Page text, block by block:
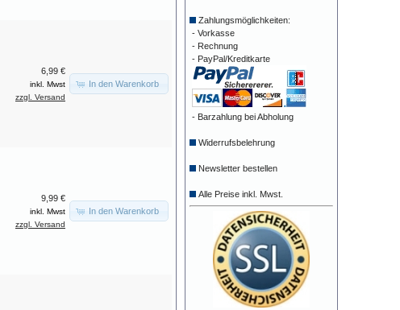
6,99 €
inkl. Mwst
zzgl. Versand
In den Warenkorb
9,99 €
inkl. Mwst
zzgl. Versand
In den Warenkorb
Zahlungsmöglichkeiten:
- Vorkasse
- Rechnung
- PayPal/Kreditkarte
- Barzahlung bei Abholung
Widerrufsbelehrung
Newsletter bestellen
Alle Preise inkl. Mwst.